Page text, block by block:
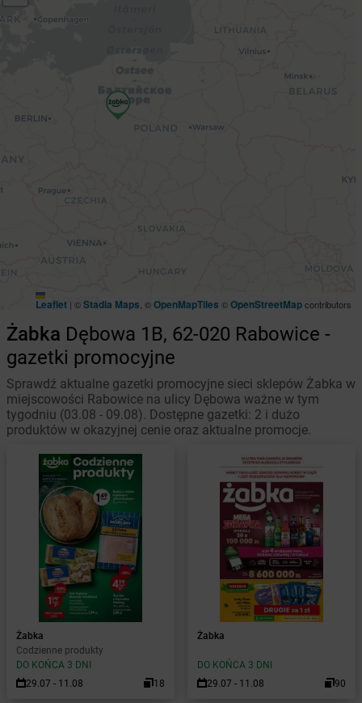
Leaflet | ©Stadia Maps , ©OpenMapTiles ©OpenStreetMapcontributors
Żabka Dębowa 1B, 62-020 Rabowice -
gazetki promocyjne
Sprawdź aktualne gazetki promocyjne sieci sklepów Żabka w
miejscowości Rabowice na ulicy Dębowa ważne w tym
tygodniu (03.08 - 09.08). Dostępne gazetki: 2 i dużo
produktów w okazyjnej cenie oraz aktualne promocje.
Żabka
Codzienne produkty
DO KOŃCA 3 DNI
29.07 - 11.08
18
Żabka
DO KOŃCA 3 DNI
29.07 - 11.08
90